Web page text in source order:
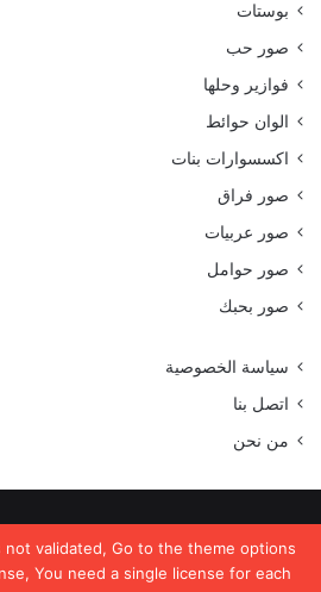
not validated, Go to the theme options
You need a single license for each
بوستات
صور حب
فوازير وحلها
الوان حوائط
اكسسوارات بنات
صور فراق
صور عربيات
صور حوامل
صور بحبك
سياسة الخصوصية
اتصل بنا
من نحن